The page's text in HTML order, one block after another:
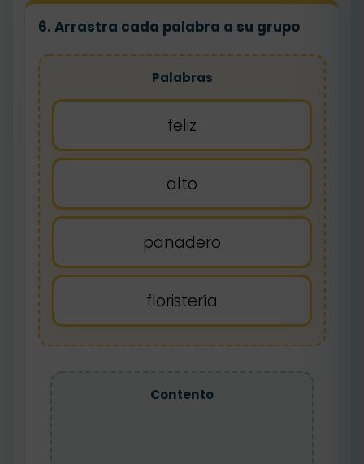
6. Arrastra cada palabra a su grupo
Palabras
feliz
alto
panadero
floristería
Contento